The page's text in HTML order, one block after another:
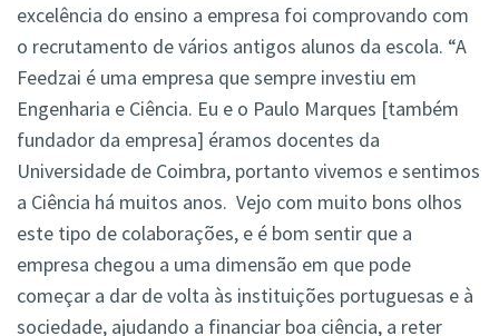
excelência do ensino a empresa foi comprovando com
o recrutamento de vários antigos alunos da escola. “A
Feedzai é uma empresa que sempre investiu em
Engenharia e Ciência. Eu e o Paulo Marques [também
fundador da empresa] éramos docentes da
Universidade de Coimbra, portanto vivemos e sentimos
a Ciência há muitos anos. Vejo com muito bons olhos
este tipo de colaborações, e é bom sentir que a
empresa chegou a uma dimensão em que pode
começar a dar de volta às instituições portuguesas e à
sociedade, ajudando a financiar boa ciência, a reter